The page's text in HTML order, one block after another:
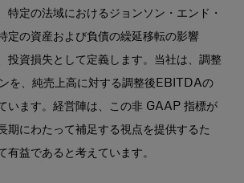
特定の法域におけるジョンソン・エンド・
定の資産および負債の繰延移転の影響
投資損失として定義します。当社は、調整
を、純売上高に対する調整後EBITDAの
います。経営陣は、この非 GAAP 指標が
期にわたって補足する視点を提供するた
有益であると考えています。